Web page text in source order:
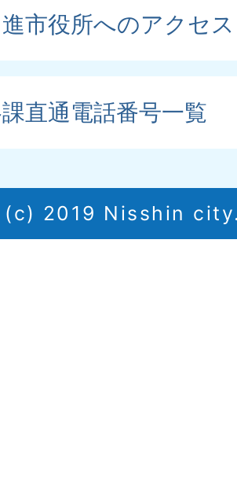
進市役所へのアクセス
直通電話番号一覧
2019 Nisshin